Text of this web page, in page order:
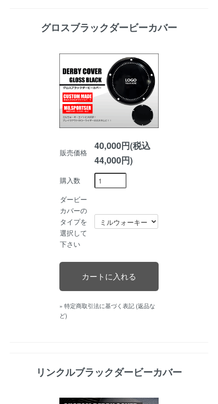
グロスブラックダービーカバー
販売価格
40,000円(税込
44,000円)
購入数
ダービー
カバーの
タイプを
選択して
下さい
» 特定商取引法に基づく表記 (返品な
ど)
リンクルブラックダービーカバー